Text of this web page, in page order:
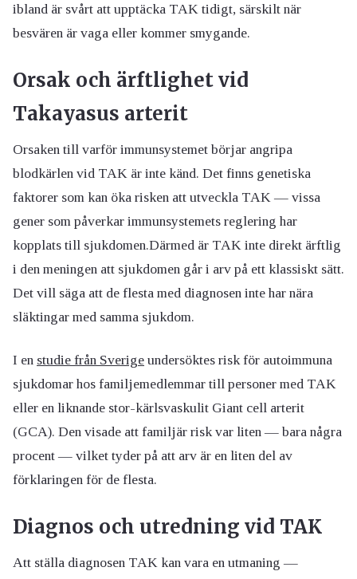
ibland är svårt att upptäcka TAK tidigt, särskilt när
besvären är vaga eller kommer smygande.
Orsak och ärftlighet vid
Takayasus arterit
Orsaken till varför immunsystemet börjar angripa
blodkärlen vid TAK är inte känd. Det finns genetiska
faktorer som kan öka risken att utveckla TAK — vissa
gener som påverkar immunsystemets reglering har
kopplats till sjukdomen.Därmed är TAK inte direkt ärftlig
i den meningen att sjukdomen går i arv på ett klassiskt sätt.
Det vill säga att de flesta med diagnosen inte har nära
släktingar med samma sjukdom.
I en studie från Sverige undersöktes risk för autoimmuna
sjukdomar hos familjemedlemmar till personer med TAK
eller en liknande stor-kärlsvaskulit Giant cell arterit
(GCA). Den visade att familjär risk var liten — bara några
procent — vilket tyder på att arv är en liten del av
förklaringen för de flesta.
Diagnos och utredning vid TAK
Att ställa diagnosen TAK kan vara en utmaning —